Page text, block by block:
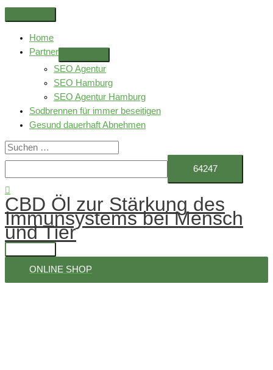
Zum
Inhalt
springen
Above
Header
Home
Partner
SEO Agentur
SEO Hamburg
SEO Agentur Hamburg
Sodbrennen für immer beseitigen
Gesund dauerhaft Abnehmen
Suchen
nach:
CBD Öl zur Stärkung des
Immunsystems bei Mensch
und Tier
Hauptmenü
ONLINE SHOP